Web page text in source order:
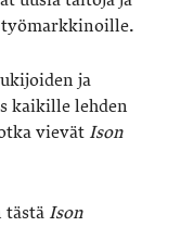
työmarkkinoille.
ja
kaikille lehden
vievät Ison
tästä Ison